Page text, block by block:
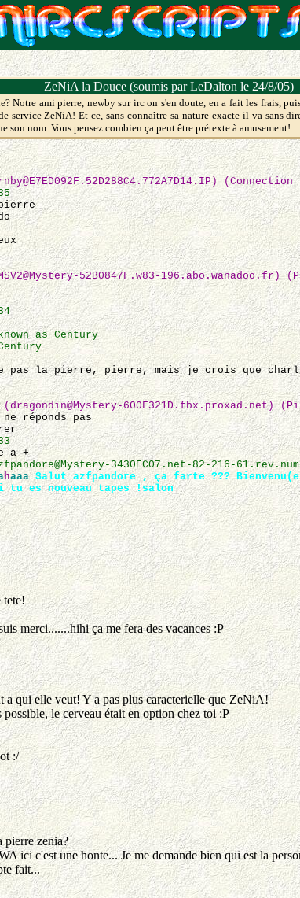
ZeNiA la Douce (soumis par LeDalton le 24/8/05)
Notre ami pierre, newby sur irc on s'en doute, en a fait les frais,
service ZeNiA! Et ce, sans connaître sa nature exacte il va sans
nom. Vous pensez combien ça peut être prétexte à amusement!
52B0847F.w83-196.abo.wanadoo.fr)
as Century
la pierre, pierre, mais je crois que
600F321D.fbx.proxad.net)
réponds pas
a +
3430EC07.net-82-216-
haaaSalut azfpandore , ça farte ???
es nouveau tapes !salon
tete!
merci.......hihi ça me fera des vacances :P
a qui elle veut! Y a pas plus caracterielle que ZeNiA!
le cerveau était en option chez toi :P
:/
zenia?
ici c'est une honte... Je me demande bien qui est la
fait...